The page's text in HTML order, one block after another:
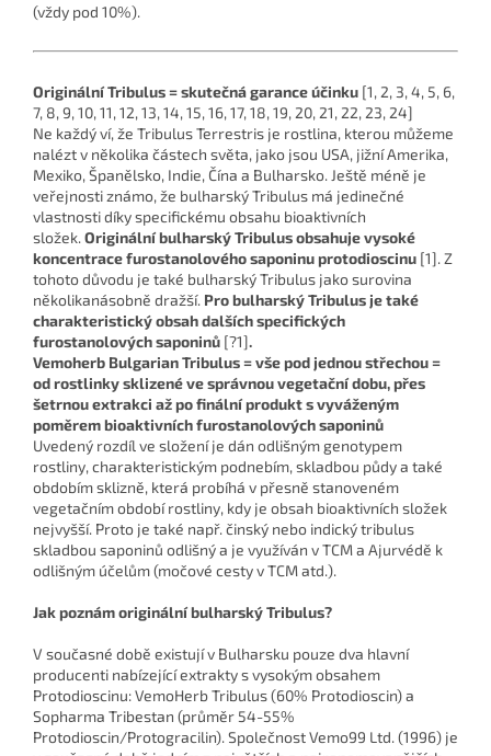
(vždy pod 10%).
Originální Tribulus = skutečná garance účinku [1, 2, 3, 4, 5, 6,
7, 8, 9, 10, 11, 12, 13, 14, 15, 16, 17, 18, 19, 20, 21, 22, 23, 24]
Ne každý ví, že Tribulus Terrestris je rostlina, kterou můžeme
nalézt v několika částech světa, jako jsou USA, jižní Amerika,
Mexiko, Španělsko, Indie, Čína a Bulharsko. Ještě méně je
veřejnosti známo, že bulharský Tribulus má jedinečné
vlastnosti díky specifickému obsahu bioaktivních
složek. Originální bulharský Tribulus obsahuje vysoké
koncentrace furostanolového saponinu protodioscinu [1]. Z
tohoto důvodu je také bulharský Tribulus jako surovina
několikanásobně dražší. Pro bulharský Tribulus je také
charakteristický obsah dalších specifických
furostanolových saponinů [?1].
Vemoherb Bulgarian Tribulus = vše pod jednou střechou =
od rostlinky sklizené ve správnou vegetační dobu, přes
šetrnou extrakci až po finální produkt s vyváženým
poměrem bioaktivních furostanolových saponinů
Uvedený rozdíl ve složení je dán odlišným genotypem
rostliny, charakteristickým podnebím, skladbou půdy a také
obdobím sklizně, která probíhá v přesně stanoveném
vegetačním období rostliny, kdy je obsah bioaktivních složek
nejvyšší. Proto je také např. činský nebo indický tribulus
skladbou saponinů odlišný a je využíván v TCM a Ajurvédě k
odlišným účelům (močové cesty v TCM atd.).
Jak poznám originální bulharský Tribulus?
V současné době existují v Bulharsku pouze dva hlavní
producenti nabízející extrakty s vysokým obsahem
Protodioscinu: VemoHerb Tribulus (60% Protodioscin) a
Sopharma Tribestan (průměr 54-55%
Protodioscin/Protogracilin). Společnost Vemo99 Ltd. (1996) je